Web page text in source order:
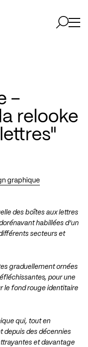
–
relooke
graphique
des boîtes aux lettres
habillées d’un
secteurs et
graduellement ornées
pour une
le fond rouge identitaire
qui, tout en
depuis des décennies
et davantage